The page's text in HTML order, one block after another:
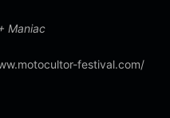
Maniac
festival.com/